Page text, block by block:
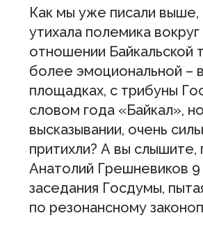
Как мы уже писали
утихала полемика
отношении Байкальской
более эмоциональной ­–
площадках, с трибуны
словом года «Байкал»,
высказывании, очень
притихли? А вы слышите,
Анатолий Грешневиков
заседания Госдумы,
по резонансному